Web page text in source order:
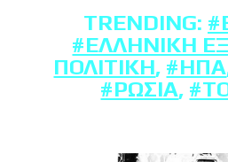
TRENDING:
#ΕΛΛΗΝΙΚΉ
ΠΟΛΙΤΙΚΉ, #ΗΠΑ
#ΡΩΣΊΑ,